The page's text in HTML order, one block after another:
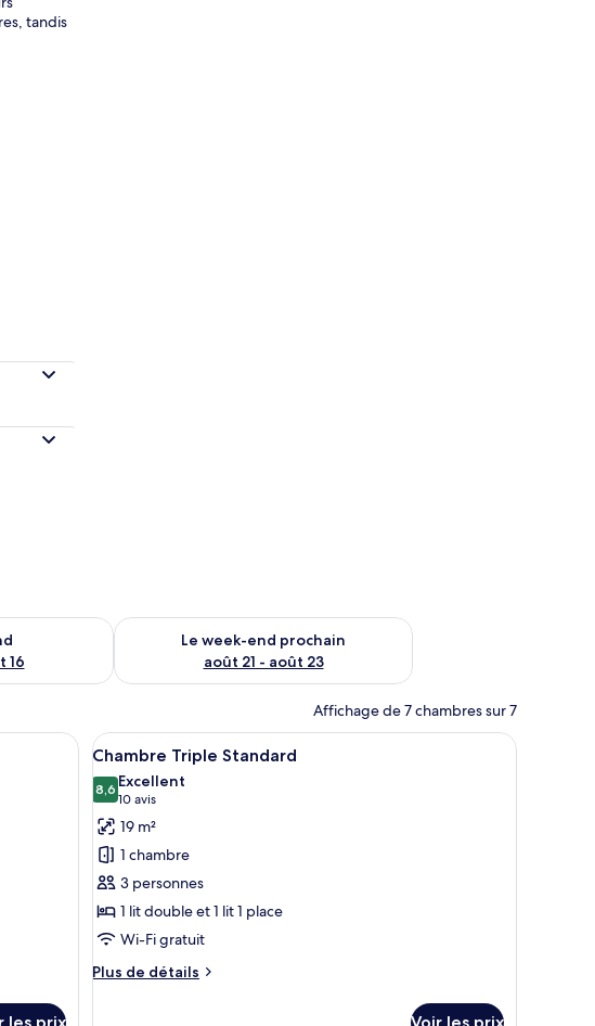
tandis
16
ce week-end août 14 - août 16
Le week-end prochain
août 21 - août 23
Vérifier la disponibilité pour le week-end prochain août 21 -
Affichage de 7 chambres sur 7
avec un lit, un bureau doté d’une machine à café, une chaise, une fenêtre et un tableau au
Afficher
toutes
les
photos
pour
ce
type
de
chambre :
Chambre
Une chambre d’hôtel avec un bureau, deux
7
Chambre Triple Standard
8,68,6 sur 10
Excellent
10 avis
(10 avis)
19 m²
1 chambre
3 personnes
1 lit double et 1 lit 1 place
Wi-Fi gratuit
Plus de détails
Plus